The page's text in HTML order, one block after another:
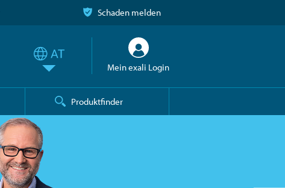
Schaden melden
Mein exali Login
Produktfinder